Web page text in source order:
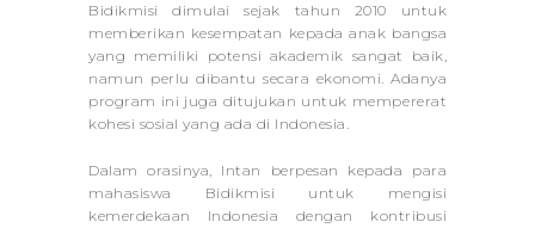
Bidikmisi dimulai sejak tahun 2010 untuk
memberikan kesempatan kepada anak bangsa
yang memiliki potensi akademik sangat baik,
namun perlu dibantu secara ekonomi. Adanya
program ini juga ditujukan untuk mempererat
kohesi sosial yang ada di Indonesia.
Dalam orasinya, Intan berpesan kepada para
mahasiswa Bidikmisi untuk mengisi
kemerdekaan Indonesia dengan kontribusi